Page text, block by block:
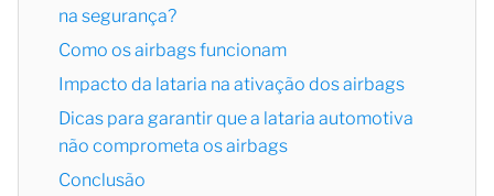
na segurança?
Como os airbags funcionam
Impacto da lataria na ativação dos airbags
Dicas para garantir que a lataria automotiva
não comprometa os airbags
Conclusão